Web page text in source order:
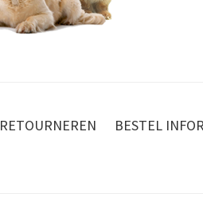
RETOURNEREN BESTEL